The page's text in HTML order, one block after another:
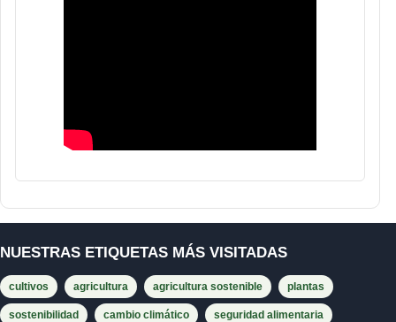
NUESTRAS ETIQUETAS MÁS VISITADAS
cultivos agricultura agricultura sostenible plantas
sostenibilidad cambio climático seguridad alimentaria